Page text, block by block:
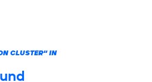
CLUSTER“ IN